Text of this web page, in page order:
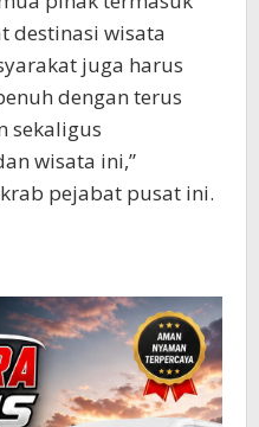
destinasi wisata
juga harus
dengan terus
sekaligus
wisata ini,”
pejabat pusat ini.